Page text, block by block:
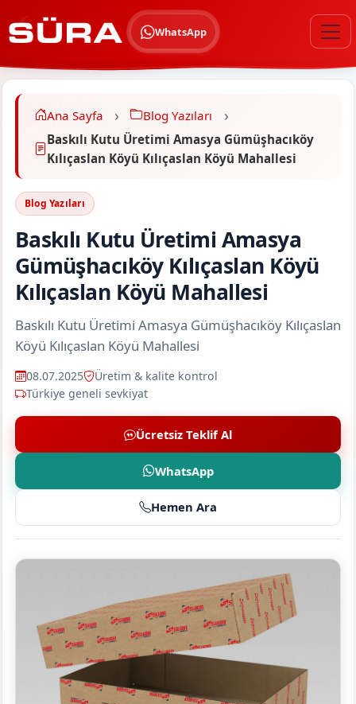
WhatsApp
Ana Sayfa
Blog Yazıları
Baskılı Kutu Üretimi Amasya Gümüşhacıköy
Kılıçaslan Köyü Kılıçaslan Köyü Mahallesi
Blog Yazıları
Baskılı Kutu Üretimi Amasya
Gümüşhacıköy Kılıçaslan Köyü
Kılıçaslan Köyü Mahallesi
Baskılı Kutu Üretimi Amasya Gümüşhacıköy Kılıçaslan
Köyü Kılıçaslan Köyü Mahallesi
08.07.2025
Üretim & kalite kontrol
Türkiye geneli sevkiyat
Ücretsiz Teklif Al
WhatsApp
Hemen Ara